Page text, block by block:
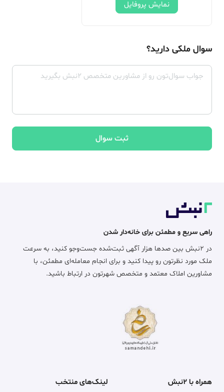
نمایش پروفایل
سوال ملکی دارید؟
ثبت سوال
راهی سریع و مطمئن برای خانه‌دار شدن
در ۲نبش بین صدها هزار آگهی ثبت‌شده جست‌وجو کنید، به سرعت
ملک مورد نظرتون رو پیدا کنید و برای انجام معامله‌ای مطمئن، با
مشاورین املاک معتمد و متخصص شهرتون در ارتباط باشید.
همراه با ۲نبش لینک‌های منتخب